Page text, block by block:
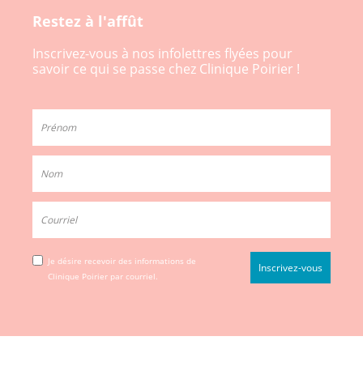
Restez à l'affût
Inscrivez-vous à nos infolettres flyées pour
savoir ce qui se passe chez Clinique Poirier !
Je désire recevoir des informations de
Clinique Poirier par courriel.